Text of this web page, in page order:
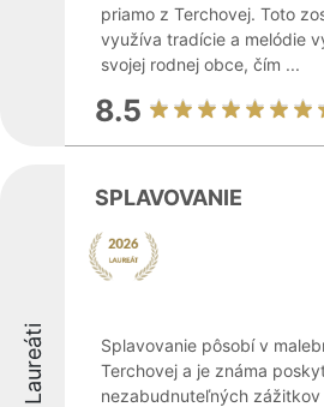
priamo z Terchovej. Toto
využíva tradície a melódie
svojej rodnej obce, čím ...
8.5
Laureáti
SPLAVOVANIE
Splavovanie pôsobí v
Terchovej a je známa
nezabudnuteľných